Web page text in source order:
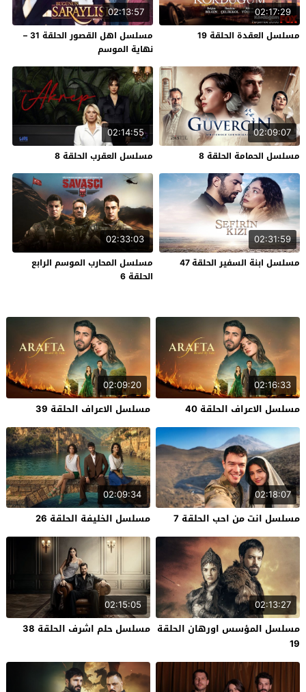
02:17:29
مسلسل العقدة الحلقة 19
02:13:57
مسلسل اهل القصور الحلقة 31 –
نهاية الموسم
02:09:07
مسلسل الحمامة الحلقة 8
02:14:55
مسلسل العقرب الحلقة 8
02:31:59
مسلسل ابنة السفير الحلقة 47
02:33:03
مسلسل المحارب الموسم الرابع
الحلقة 6
02:16:33
مسلسل الاعراف الحلقة 40
02:09:20
مسلسل الاعراف الحلقة 39
02:18:07
مسلسل انت من احب الحلقة 7
02:09:34
مسلسل الخليفة الحلقة 26
02:13:27
مسلسل المؤسس اورهان الحلقة
19
02:15:05
مسلسل حلم اشرف الحلقة 38